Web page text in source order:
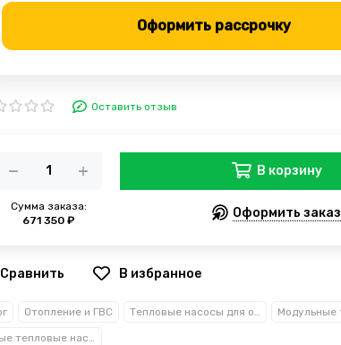
Оформить рассрочку
Оставить отзыв
Сумма заказа:
671 350 ₽
В корзину
Оформить заказ
В избранное
Отопление и ГВС Тепловые насосы для отопления
Бытовые тепловые насосы